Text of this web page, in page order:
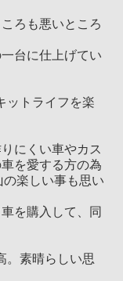
ろも悪いところ
台に仕上げてい
ットライフを楽
にくい車やカス
を愛する方の為
楽しい事も思い
を購入して、同
。素晴らしい思